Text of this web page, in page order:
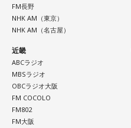
FM長野
NHK AM（東京）
NHK AM（名古屋）
近畿
ABCラジオ
MBSラジオ
OBCラジオ大阪
FM COCOLO
FM802
FM大阪